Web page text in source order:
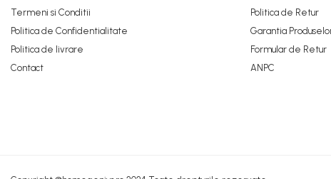
Termeni si Conditii
Politica de Confidentialitate
Politica de livrare
Contact
Politica de Retur
Garantia
Formular de Retur
ANPC